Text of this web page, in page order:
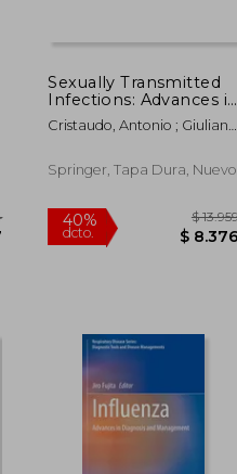
$ 11.501 40%
Sexually Transmitted
Infections: Advances in
Understanding and
Management (en
Cristaudo, Antonio ; Giuliani,
Springer, Tapa Dura, Nuevo